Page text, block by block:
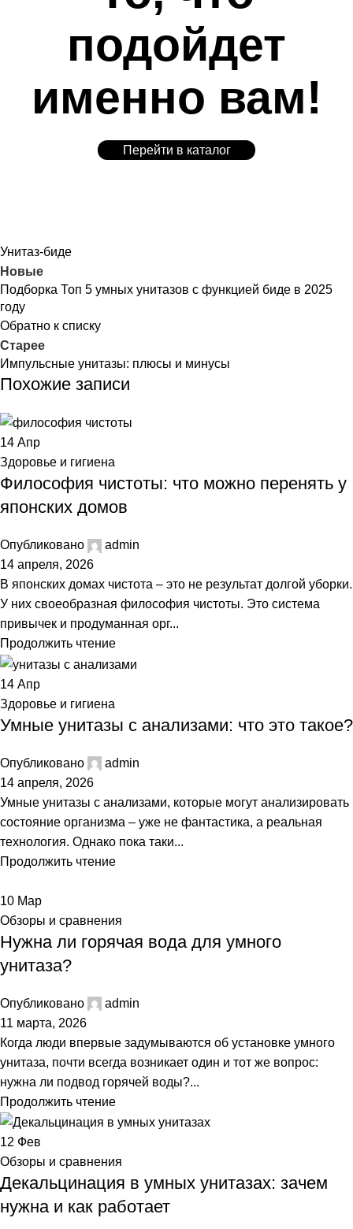
подойдет
именно вам!
Перейти в каталог
Унитаз-биде
Новые
Подборка Топ 5 умных унитазов с функцией биде в 2025
году
Обратно к списку
Старее
Импульсные унитазы: плюсы и минусы
Похожие записи
14 Апр
Здоровье и гигиена
Философия чистоты: что можно перенять у
японских домов
Опубликовано
admin
14 апреля, 2026
В японских домах чистота – это не результат долгой уборки.
У них своеобразная философия чистоты. Это система
привычек и продуманная орг...
Продолжить чтение
14 Апр
Здоровье и гигиена
Умные унитазы с анализами: что это такое?
Опубликовано
admin
14 апреля, 2026
Умные унитазы с анализами, которые могут анализировать
состояние организма – уже не фантастика, а реальная
технология. Однако пока таки...
Продолжить чтение
10 Мар
Обзоры и сравнения
Нужна ли горячая вода для умного
унитаза?
Опубликовано
admin
11 марта, 2026
Когда люди впервые задумываются об установке умного
унитаза, почти всегда возникает один и тот же вопрос:
нужна ли подвод горячей воды?...
Продолжить чтение
12 Фев
Обзоры и сравнения
Декальцинация в умных унитазах: зачем
нужна и как работает